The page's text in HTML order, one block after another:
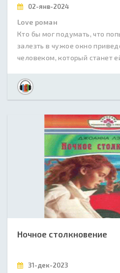
02-янв-2024
Love роман
Кто бы мог подумать, что
залезть в чужое окно
человеком, который станет
Ночное столкновение
31-дек-2023